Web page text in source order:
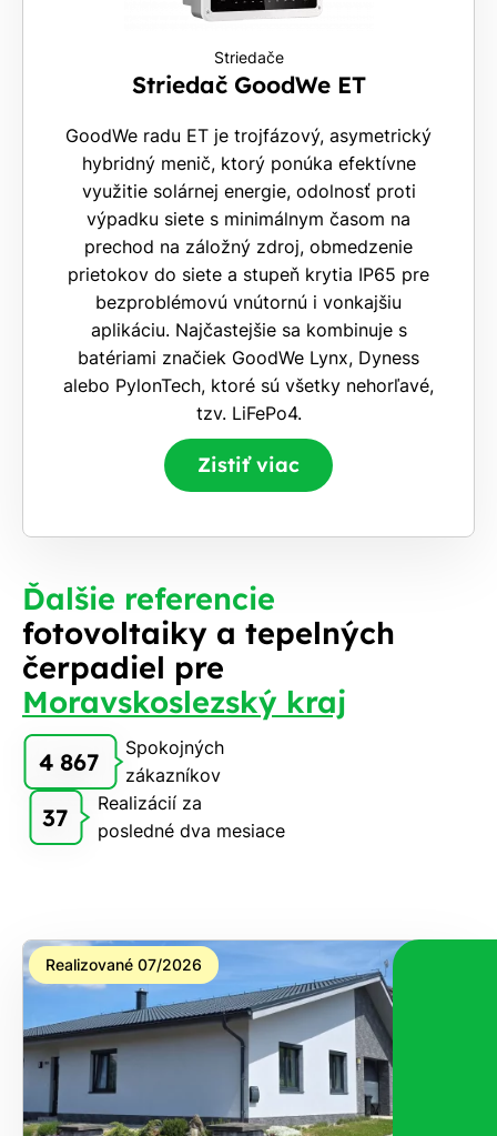
Striedače
Striedač GoodWe ET
GoodWe radu ET je trojfázový, asymetrický
hybridný menič, ktorý ponúka efektívne
využitie solárnej energie, odolnosť proti
výpadku siete s minimálnym časom na
prechod na záložný zdroj, obmedzenie
prietokov do siete a stupeň krytia IP65 pre
bezproblémovú vnútornú i vonkajšiu
aplikáciu. Najčastejšie sa kombinuje s
batériami značiek GoodWe Lynx, Dyness
alebo PylonTech, ktoré sú všetky nehorľavé,
tzv. LiFePo4.
Zistiť viac
Ďalšie referencie
fotovoltaiky a tepelných
čerpadiel pre
Moravskoslezský kraj
4 867
Spokojných
zákazníkov
37
Realizácií za
posledné dva mesiace
Realizované 07/2026